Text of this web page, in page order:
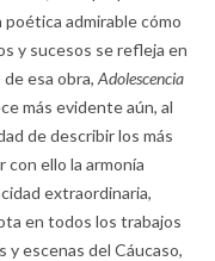
admirable cómo
y sucesos se refleja en
esa obra, Adolescencia
más evidente aún, al
de describir los más
ello la armonía
extraordinaria,
en todos los trabajos
y escenas del Cáucaso,